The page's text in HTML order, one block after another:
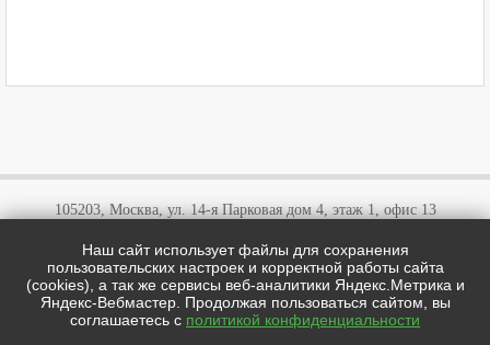
цотипи.рф © 2026
105203, Москва, ул. 14-я Парковая дом 4, этаж 1, офис 13
+7 (495)646 03 57
+7 (800)707 57 72
cotipi@yandex.ru
Наш сайт использует файлы для сохранения
пользовательских настроек и корректной работы сайта
(cookies), а так же сервисы веб-аналитики Яндекс.Метрика и
Яндекс-Вебмастер. Продолжая пользоваться сайтом, вы
соглашаетесь с политикой конфиденциальности